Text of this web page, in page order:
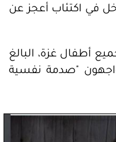
في اكتئاب أعجز عن
أطفال غزة، البالغ
"صدمة نفسية